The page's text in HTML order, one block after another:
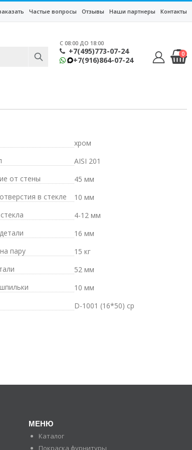
Частые вопросы Отзывы Наши партнеры Контакты
C 08:00 ДО 18:00
+7(495)773-07-24
+7(916)864-07-24
0
хром
AISI 201
от стены
45 мм
в стекле
10 мм
4-12 мм
16 мм
пару
15 кг
52 мм
10 мм
D-1001 (16*50) cp
МЕНЮ
Каталог
Покраска фурнитуры